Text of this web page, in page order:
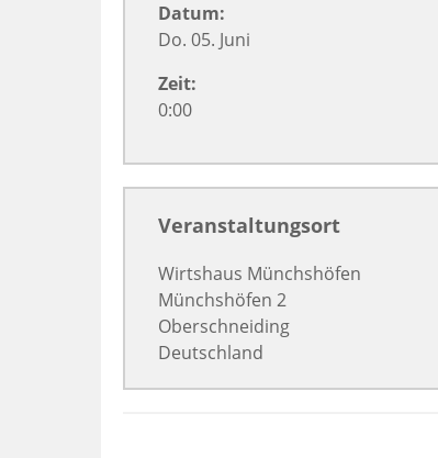
Datum:
Do. 05. Juni
Zeit:
0:00
Veranstaltungsort
Wirtshaus Münchshöfen
Münchshöfen 2
Oberschneiding
Deutschland